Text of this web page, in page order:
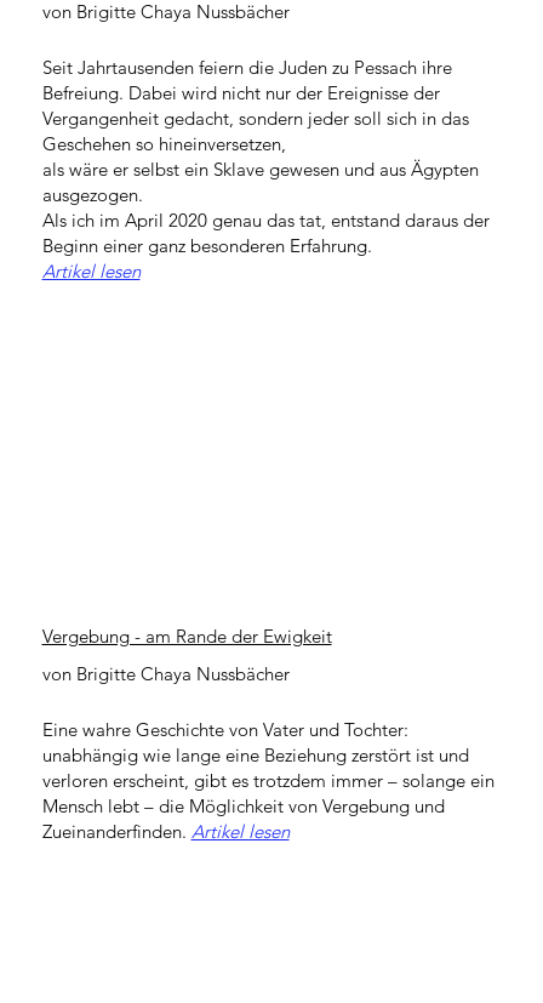
von Brigitte Chaya Nussbächer
Seit Jahrtausenden feiern die Juden zu Pessach ihre
Befreiung. Dabei wird nicht nur der Ereignisse der
Vergangenheit gedacht, sondern jeder soll sich in das
Geschehen so hineinversetzen,
als wäre er selbst ein Sklave gewesen und aus Ägypten
ausgezogen.
Als ich im April 2020 genau das tat, entstand daraus der
Beginn einer ganz besonderen Erfahrung.
Artikel lesen
Vergebung - am Rande der Ewigkeit
von Brigitte Chaya Nussbächer
Eine wahre Geschichte von Vater und Tochter:
unabhängig wie lange eine Beziehung zerstört ist und
verloren erscheint, gibt es trotzdem immer – solange ein
Mensch lebt – die Möglichkeit von Vergebung und
Zueinanderfinden. Artikel lesen